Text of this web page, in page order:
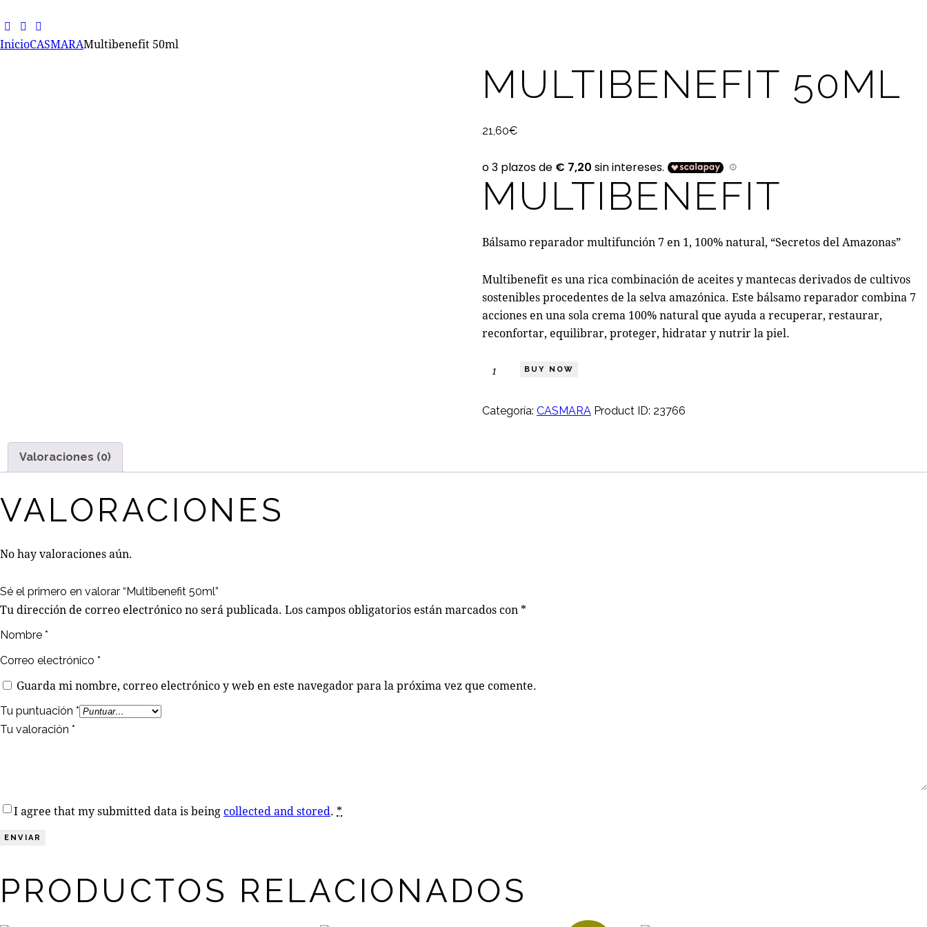
InicioCASMARAMultibenefit 50ml
MULTIBENEFIT 50ML
21,60€
MULTIBENEFIT
Bálsamo reparador multifunción 7 en 1, 100% natural, “Secretos del Amazonas”
Multibenefit es una rica combinación de aceites y mantecas derivados de cultivos
sostenibles procedentes de la selva amazónica. Este bálsamo reparador combina 7
acciones en una sola crema 100% natural que ayuda a recuperar, restaurar,
reconfortar, equilibrar, proteger, hidratar y nutrir la piel.
Multibenefit
cantidad
BUY NOW
Categoría: CASMARA Product ID: 23766
Valoraciones (0)
VALORACIONES
No hay valoraciones aún.
Sé el primero en valorar “Multibenefit 50ml”
Tu dirección de correo electrónico no será publicada. Los campos obligatorios están marcados con *
Nombre *
Correo electrónico *
Guarda mi nombre, correo electrónico y web en este navegador para la próxima vez que comente.
Tu puntuación *
Tu valoración *
I agree that my submitted data is beingcollected and stored. *
PRODUCTOS RELACIONADOS